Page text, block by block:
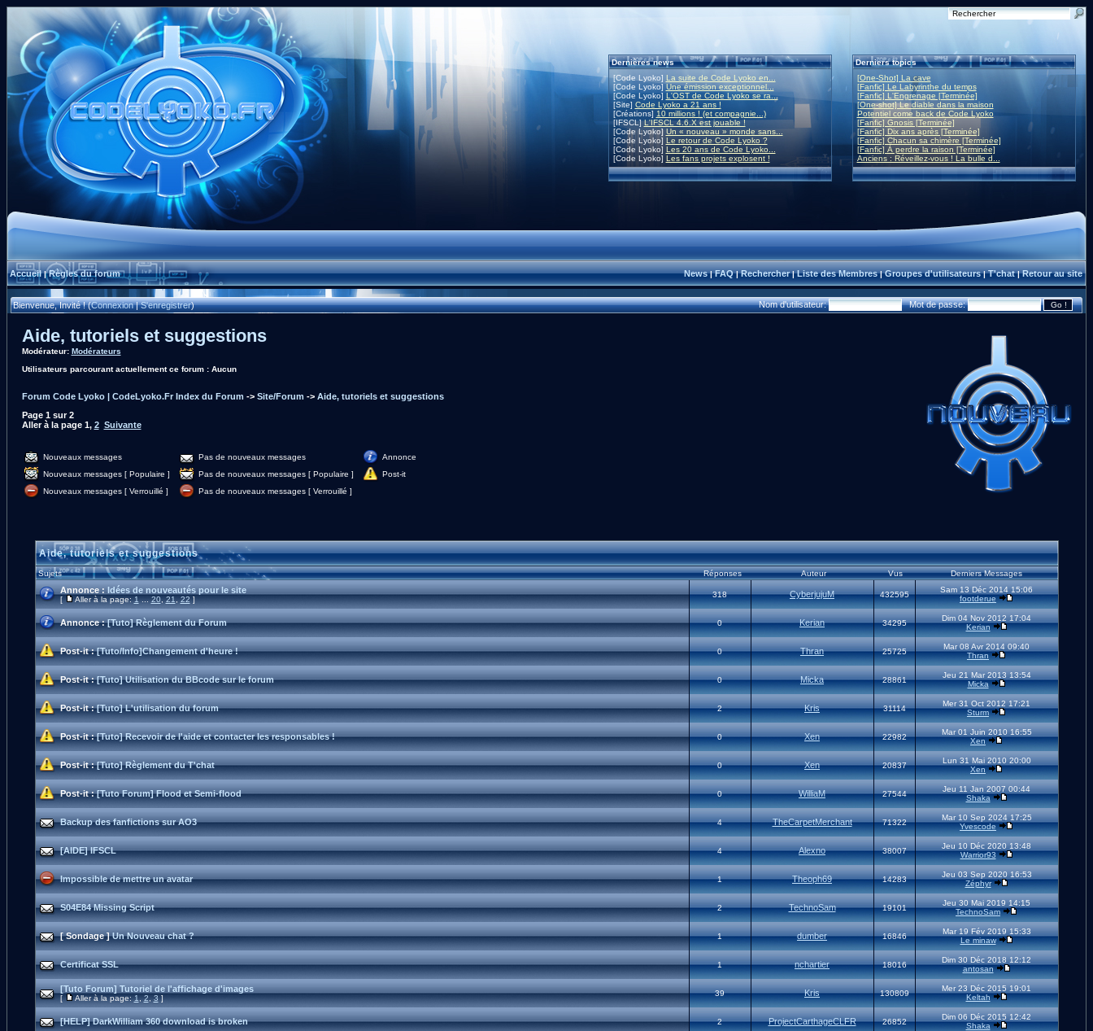
Dernières news
[Code Lyoko] La suite de Code Lyoko en...
[Code Lyoko]Une émission exceptionnel...
[Code Lyoko] L'OST de Code Lyoko se ra...
[Site] Code Lyoko a 21 ans !
[Créations] 10 millions ! (et compagnie...)
[IFSCL]L'IFSCL 4.6.X est jouable !
[Code Lyoko] Un « nouveau » monde sans...
[Code Lyoko] Le retour de Code Lyoko ?
[Code Lyoko] Les 20 ans de Code Lyoko...
[Code Lyoko] Les fans projets explosent !
Derniers topics
[One-Shot] La cave
[Fanfic] Le Labyrinthe du temps
[Fanfic] L'Engrenage [Terminée]
[One-shot] Le diable dans la maison
Potentiel come back de Code Lyoko
[Fanfic] Gnosis [Terminée]
[Fanfic] Dix ans après [Terminée]
[Fanfic] Chacun sa chimère [Terminée]
[Fanfic] À perdre la raison [Terminée]
Anciens : Réveillez-vous ! La bulle d...
Accueil|Règles du forum News|FAQ|Rechercher|Liste des Membres|Groupes d'utilisateurs|T'chat|Retour au site
Bienvenue, Invité ! (Connexion|S'enregistrer) Nom d'utilisateur: Mot de passe:
Aide, tutoriels et suggestions
Modérateur: Modérateurs
Utilisateurs parcourant actuellement ce forum : Aucun
Forum Code Lyoko | CodeLyoko.Fr Index du Forum -> Site/Forum -> Aide, tutoriels et suggestions
Page 1sur2
Aller à la page 1, 2 Suivante
Nouveaux messages Pas de nouveaux messages
Annonce
Nouveaux messages [ Populaire ]
Pas de nouveaux messages [ Populaire ]
Post-it
Nouveaux messages [ Verrouillé ]
Pas de nouveaux messages [ Verrouillé ]
Aide, tutoriels et suggestions
Sujets Réponses Auteur Vus Derniers Messages
Annonce : Idées de nouveautés pour le site
[ Aller à la page:1...20,21,22]
318 CyberjujuM 432595
Sam 13 Déc 2014 15:06
footderue
Annonce : [Tuto] Règlement du Forum 0 Kerian 34295
Dim 04 Nov 2012 17:04
Kerian
Post-it : [Tuto/Info]Changement d'heure ! 0 Thran 25725
Mar 08 Avr 2014 09:40
Thran
Post-it : [Tuto] Utilisation du BBcode sur le forum 0 Micka 28861
Jeu 21 Mar 2013 13:54
Micka
Post-it : [Tuto] L'utilisation du forum 2 Kris 31114
Mer 31 Oct 2012 17:21
Sturm
Post-it : [Tuto] Recevoir de l'aide et contacter les responsables ! 0 Xen 22982
Mar 01 Juin 2010 16:55
Xen
Post-it : [Tuto] Règlement du T'chat 0 Xen 20837
Lun 31 Mai 2010 20:00
Xen
Post-it : [Tuto Forum] Flood et Semi-flood 0 WilliaM 27544
Jeu 11 Jan 2007 00:44
Shaka
Backup des fanfictions sur AO3 4 TheCarpetMerchant 71322
Mar 10 Sep 2024 17:25
Yvescode
[AIDE] IFSCL 4 Alexno 38007
Jeu 10 Déc 2020 13:48
Warrior93
Impossible de mettre un avatar 1 Theoph69 14283
Jeu 03 Sep 2020 16:53
Zéphyr
S04E84 Missing Script 2 TechnoSam 19101
Jeu 30 Mai 2019 14:15
TechnoSam
[ Sondage ] Un Nouveau chat ? 1 dumber 16846
Mar 19 Fév 2019 15:33
Le minaw
Certificat SSL 1 nchartier 18016
Dim 30 Déc 2018 12:12
antosan
[Tuto Forum] Tutoriel de l'affichage d'images
[ Aller à la page:1,2,3]
39 Kris 130809
Mer 23 Déc 2015 19:01
Keltah
[HELP] DarkWilliam 360 download is broken 2 ProjectCarthageCLFR 26852
Dim 06 Déc 2015 12:42
Shaka